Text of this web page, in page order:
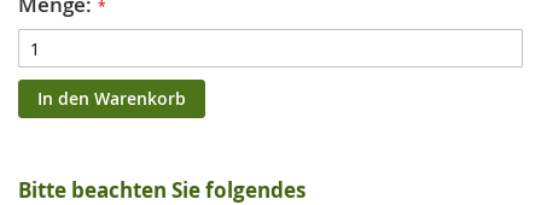
In den Warenkorb
Bitte beachten Sie folgendes